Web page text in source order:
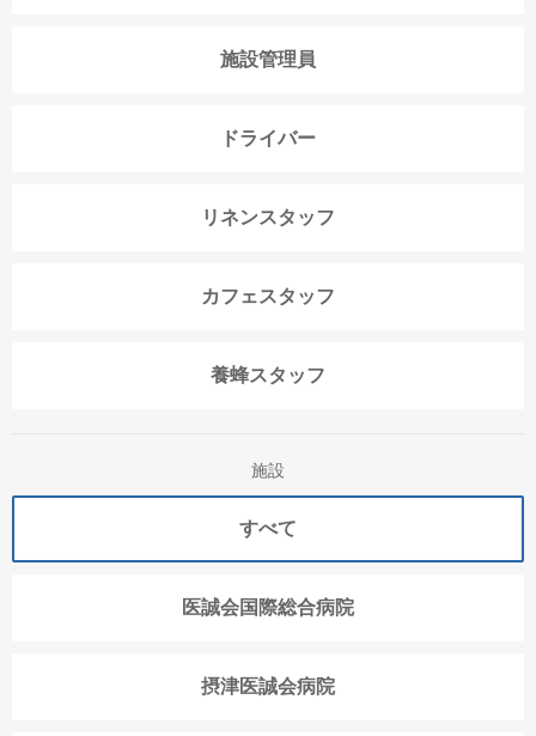
施設管理員
ドライバー
リネンスタッフ
カフェスタッフ
養蜂スタッフ
施設
すべて
医誠会国際総合病院
摂津医誠会病院